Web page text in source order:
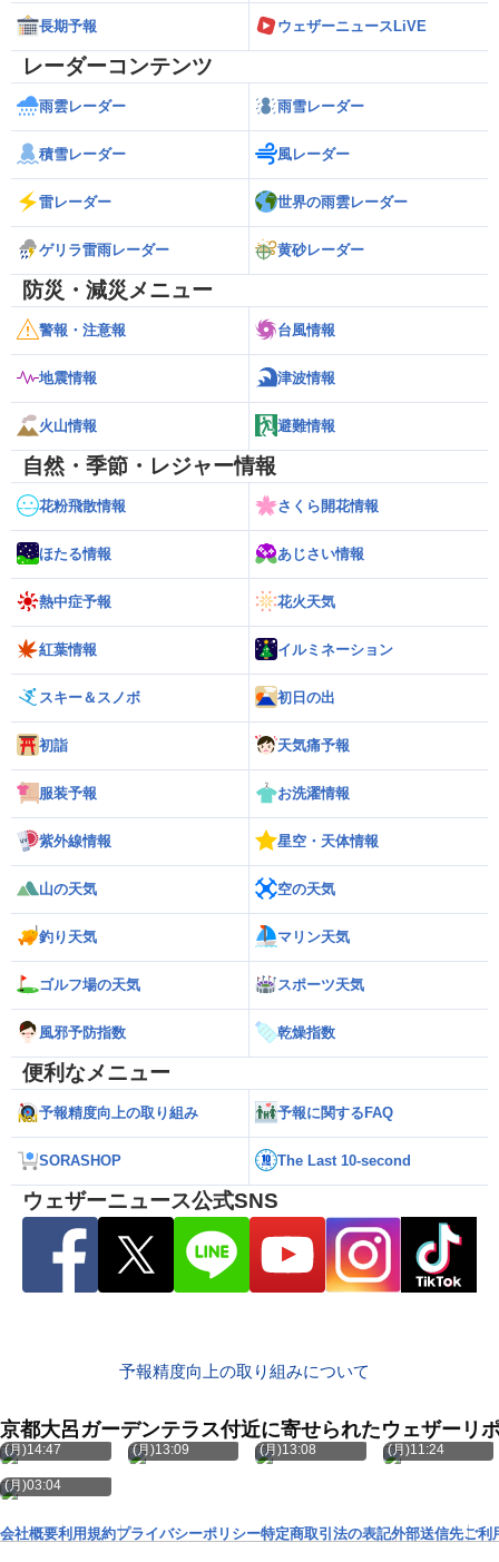
長期予報 ウェザーニュースLiVE
レーダーコンテンツ
雨雲レーダー 雨雪レーダー
積雪レーダー 風レーダー
雷レーダー 世界の雨雲レーダー
ゲリラ雷雨レーダー 黄砂レーダー
防災・減災メニュー
警報・注意報 台風情報
地震情報 津波情報
火山情報 避難情報
自然・季節・レジャー情報
花粉飛散情報 さくら開花情報
ほたる情報 あじさい情報
熱中症予報 花火天気
紅葉情報 イルミネーション
スキー＆スノボ 初日の出
初詣 天気痛予報
服装予報 お洗濯情報
紫外線情報 星空・天体情報
山の天気 空の天気
釣り天気 マリン天気
ゴルフ場の天気 スポーツ天気
風邪予防指数 乾燥指数
便利なメニュー
予報精度向上の取り組み 予報に関するFAQ
SORASHOP The Last 10-second
ウェザーニュース公式SNS
予報精度向上の取り組みについて
京都大呂ガーデンテラス付近に寄せられたウェザーリ
8月10日
(月)14:47
8月10日
(月)13:09
8月10日
(月)13:08
8月10日
(月)11:24
8月10日
(月)03:04
会社概要利用規約プライバシーポリシー特定商取引法の表記外部送信先ご利